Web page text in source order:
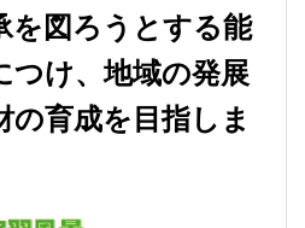
を図ろうとする能
つけ、地域の発展
の育成を目指しま